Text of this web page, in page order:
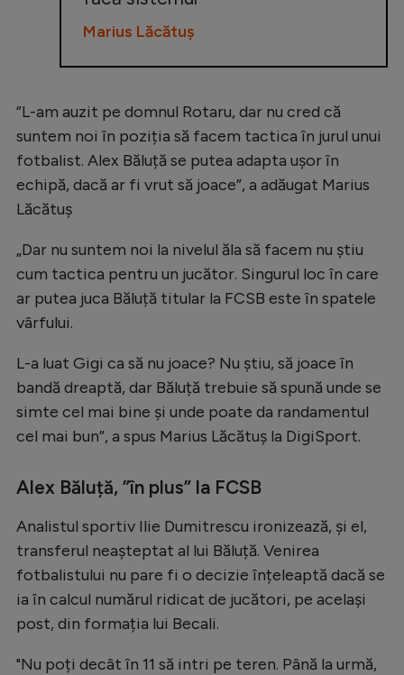
Alte sporturi
JO 2024
JO 2026
Intră în cont
Marius Lăcătuș
”L-am auzit pe domnul Rotaru, dar nu cred că
suntem noi în poziția să facem tactica în jurul unui
fotbalist. Alex Băluță se putea adapta ușor în
echipă, dacă ar fi vrut să joace”, a adăugat Marius
Lăcătuș
„Dar nu suntem noi la nivelul ăla să facem nu știu
cum tactica pentru un jucător. Singurul loc în care
ar putea juca Băluță titular la FCSB este în spatele
vârfului.
L-a luat Gigi ca să nu joace? Nu știu, să joace în
bandă dreaptă, dar Băluță trebuie să spună unde se
simte cel mai bine și unde poate da randamentul
cel mai bun”, a spus Marius Lăcătuș la DigiSport.
Alex Băluță, ”în plus” la FCSB
Analistul sportiv Ilie Dumitrescu ironizează, și el,
transferul neașteptat al lui Băluță. Venirea
fotbalistului nu pare fi o decizie înțeleaptă dacă se
ia în calcul numărul ridicat de jucători, pe același
post, din formația lui Becali.
"Nu poți decât în 11 să intri pe teren. Până la urmă,